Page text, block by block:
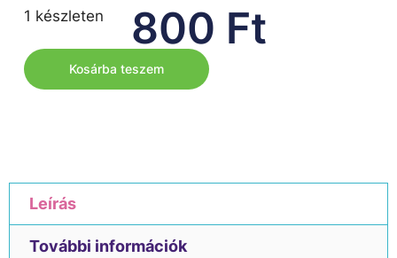
800 Ft
1 készleten
Kosárba teszem
Leírás
További információk